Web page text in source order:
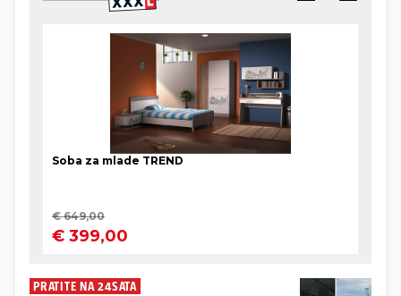
PRATITE NA 24SATA